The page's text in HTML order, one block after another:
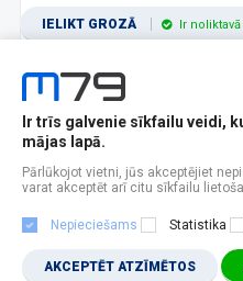
IELIKT GROZĀ Ir noliktavā
1 2 3 4
Popularitātes Rādīt
Ir trīs galvenie sīkfailu veidi,
mājas lapā.
Pārlūkojot vietni, jūs akceptējiet
varat akceptēt arī citu sīkfailu
Nepieciešams Statistika
AKCEPTĒT ATZĪMĒTOS